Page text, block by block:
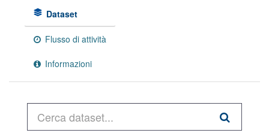
Dataset
Flusso di attività
Informazioni